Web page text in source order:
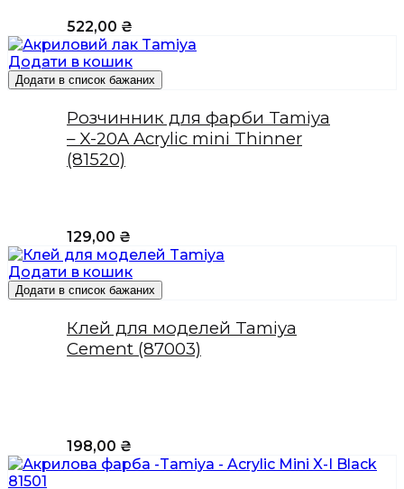
522,00 ₴
Додати в кошик
Додати в список бажаних
Розчинник для фарби Tamiya
– X-20A Acrylic mini Thinner
(81520)
129,00 ₴
Додати в кошик
Додати в список бажаних
Клей для моделей Tamiya
Cement (87003)
198,00 ₴